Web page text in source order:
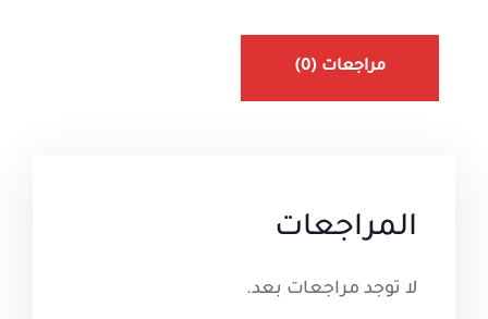
مراجعات (0)
المراجعات
لا توجد مراجعات بعد.